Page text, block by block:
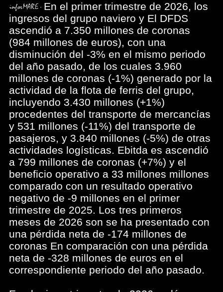
En el primer trimestre de 2026, los
ingresos del grupo naviero y El DFDS
ascendió a 7.350 millones de coronas
(984 millones de euros), con una
disminución del -3% en el mismo periodo
del año pasado, de los cuales 3.960
millones de coronas (-1%) generado por la
actividad de la flota de ferris del grupo,
incluyendo 3.430 millones (+1%)
procedentes del transporte de mercancías
y 531 millones (-11%) del transporte de
pasajeros, y 3.840 millones (-5%) de otras
actividades logísticas. Ebitda es ascendió
a 799 millones de coronas (+7%) y el
beneficio operativo a 33 millones millones
comparado con un resultado operativo
negativo de -9 millones en el primer
trimestre de 2025. Los tres primeros
meses de 2026 son se ha presentado con
una pérdida neta de -174 millones de
coronas En comparación con una pérdida
neta de -328 millones de euros en el
correspondiente periodo del año pasado.